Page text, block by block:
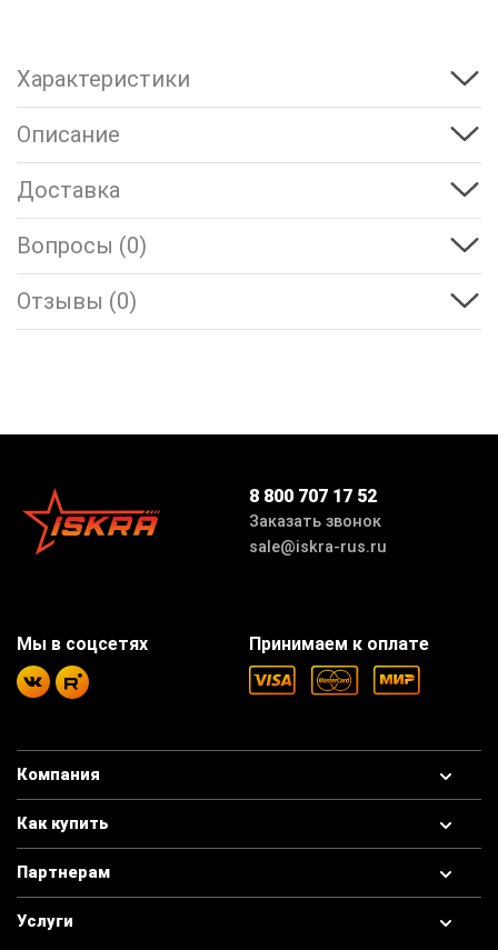
Характеристики
Описание
Доставка
Вопросы (0)
Отзывы (0)
8 800 707 17 52
Заказать звонок
sale@iskra-rus.ru
Компания
Как купить
Партнерам
Услуги
Принимаем к оплате
Мы в соцсетях